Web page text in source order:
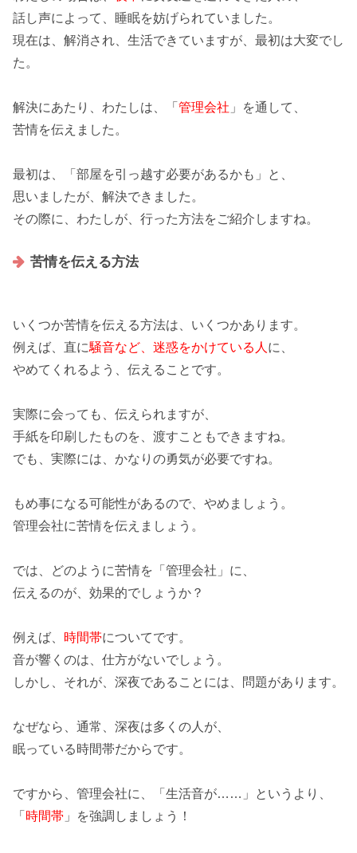
話し声によって、睡眠を妨げられていました。
現在は、解消され、生活できていますが、最初は大変でし
た。
解決にあたり、わたしは、「 管理会社 」を通して、
苦情を伝えました。
最初は、「 部屋を引っ越す必要があるかも 」と、
思いましたが、解決できました。
その際に、わたしが、行った方法をご紹介しますね。
苦情を伝える方法
いくつか苦情を伝える方法は、いくつかあります。
例えば、直に騒音など、迷惑をかけている人 に、
やめてくれるよう、伝えることです。
実際に会っても、伝えられますが、
手紙を印刷したものを、渡すこともできますね。
でも、実際には、かなりの勇気が必要ですね。
もめ事になる可能性があるので、やめましょう。
管理会社に苦情を伝えましょう。
では、どのように苦情を「管理会社」に、
伝えるのが、効果的でしょうか？
例えば、 時間帯についてです。
音が響くのは、仕方がないでしょう。
しかし、それが、 深夜であることには、問題があります。
なぜなら、通常、深夜は多くの人が、
眠っている時間帯だからです。
ですから、管理会社に、「 生活音が…… 」というより、
「 時間帯 」を強調しましょう！